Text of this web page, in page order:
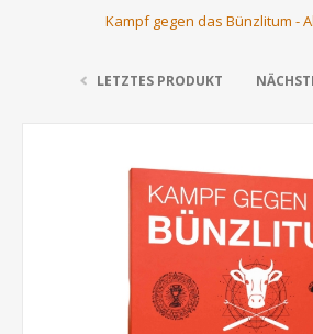
Kampf gegen das Bünzlitum -
LETZTES PRODUKT